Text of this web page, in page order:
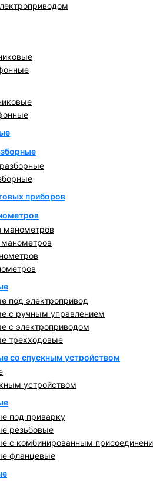
приборов
манометров
под электропривод
с ручным управлением
с электроприводом
трехходовые
со спускным устройством
устройством
под приварку
резьбовые
с комбинированным
фланцевые